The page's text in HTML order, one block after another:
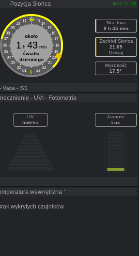
Pozycja Słońca 19:21:19
11 13
10
14
09
15
08
16
07
17
06
18
05
19
04
20
03
21
02
22
01 23
około
1 h 43min
światła
dziennego
Noc trwa
9 h 45 min
Zachód Słońca
21:05
Dzisiaj
Wysokość
17.5°
- Mapa - ISS
- UVI - Fotometria
UV
Indeks
Jasność
Lux
wewnętrzna °
wykrytych czujników